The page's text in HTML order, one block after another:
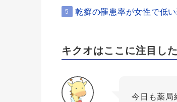
5 乾癬の罹患率が女性で低
キクオはここに注目した
今日も薬局